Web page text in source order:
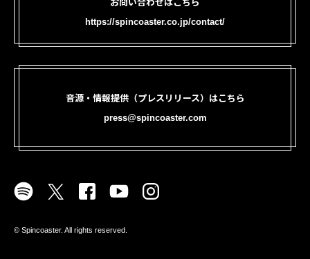
お問い合わせはこちら
https://spincoaster.co.jp/contact/
音源・情報提供（プレスリリース）はこちら
press@spincoaster.com
©︎ Spincoaster. All rights reserved.